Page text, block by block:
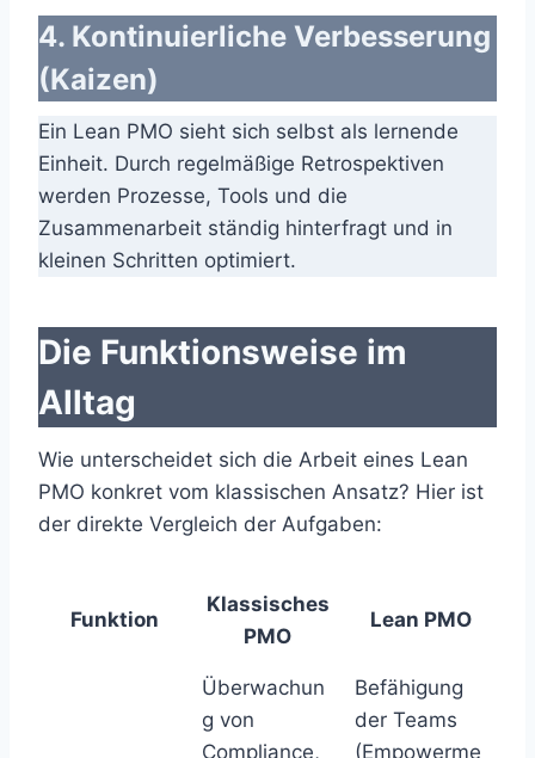
4. Kontinuierliche Verbesserung
(Kaizen)
Ein Lean PMO sieht sich selbst als lernende
Einheit. Durch regelmäßige Retrospektiven
werden Prozesse, Tools und die
Zusammenarbeit ständig hinterfragt und in
kleinen Schritten optimiert.
Die Funktionsweise im
Alltag
Wie unterscheidet sich die Arbeit eines Lean
PMO konkret vom klassischen Ansatz? Hier ist
der direkte Vergleich der Aufgaben:
Funktion
Klassisches
PMO
Lean PMO
Überwachun
g von
Compliance,
Befähigung
der Teams
(Empowerme